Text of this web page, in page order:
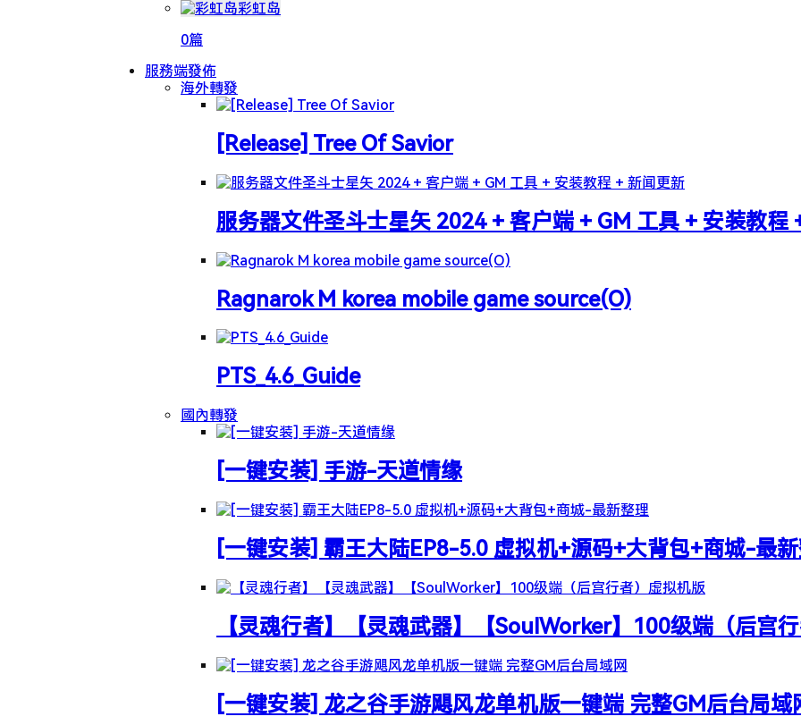
彩虹岛
0篇
服務端發佈
海外轉發
[Release] Tree Of Savior
服务器文件圣斗士星矢 2024 + 客户端 + GM 工具 + 安装教程
Ragnarok M korea mobile game source(O)
PTS_4.6_Guide
國內轉發
[一键安装] 手游-天道情缘
[一键安装] 霸王大陆EP8-5.0 虚拟机+源码+大背包+商城-最
【灵魂行者】【灵魂武器】【SoulWorker】100级端（后宫
[一键安装] 龙之谷手游飓风龙单机版一键端 完整GM后台局域